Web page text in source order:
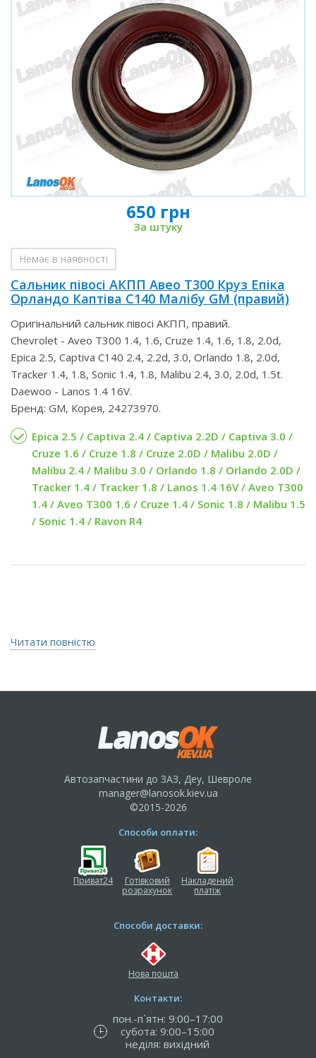
650 грн
За штуку
Немає в наявності
Сальник півосі АКПП Авео Т300 Круз Епіка
Орландо Каптіва С140 Малібу GM (правий)
Оригінальний сальник півосі АКПП, правий.
Chevrolet - Aveo T300 1.4, 1.6, Cruze 1.4, 1.6, 1.8, 2.0d,
Epica 2.5, Captiva С140 2.4, 2.2d, 3.0, Orlando 1.8, 2.0d,
Tracker 1.4, 1.8, Sonic 1.4, 1.8, Malibu 2.4, 3.0, 2.0d, 1.5t.
Daewoo - Lanos 1.4 16V.
Бренд: GM, Корея, 24273970.
Epica 2.5 / Captiva 2.4 / Captiva 2.2D / Captiva 3.0 /
Cruze 1.6 / Cruze 1.8 / Cruze 2.0D / Malibu 2.0D /
Malibu 2.4 / Malibu 3.0 / Orlando 1.8 / Orlando 2.0D /
Tracker 1.4 / Tracker 1.8 / Lanos 1.4 16V / Aveo T300
1.4 / Aveo T300 1.6 / Cruze 1.4 / Sonic 1.8 / Malibu 1.5
/ Sonic 1.4 / Ravon R4
Читати повністю
Автозапчастини до ЗАЗ, Деу, Шевроле
manager@lanosok.kiev.ua
©2015-2026
Способи оплати:
Приват24
Готівковий
розрахунок
Накладений
платіж
Способи доставки:
Нова пошта
Контакти:
пон.-п`ятн: 9:00–17:00
субота: 9:00–15:00
неділя: вихідний